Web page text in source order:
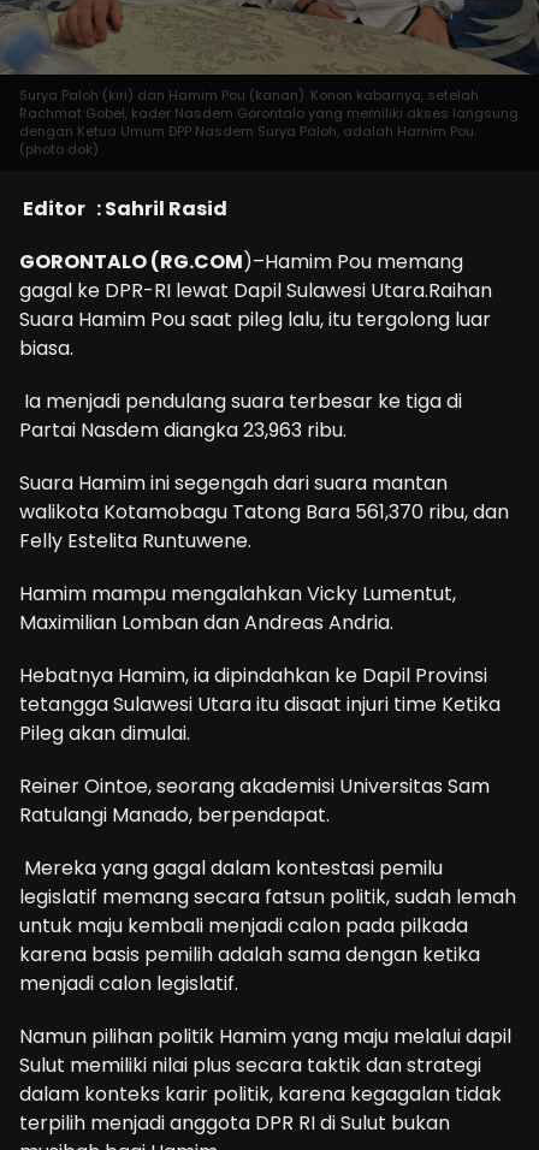
Surya Paloh (kiri) dan Hamim Pou (kanan). Konon kabarnya, setelah
Rachmat Gobel, kader Nasdem Gorontalo yang memiliki akses langsung
dengan Ketua Umum DPP Nasdem Surya Paloh, adalah Hamim Pou.
(photo dok)
Editor : Sahril Rasid
GORONTALO (RG.COM)–Hamim Pou memang
gagal ke DPR-RI lewat Dapil Sulawesi Utara.Raihan
Suara Hamim Pou saat pileg lalu, itu tergolong luar
biasa.
Ia menjadi pendulang suara terbesar ke tiga di
Partai Nasdem diangka 23,963 ribu.
Suara Hamim ini segengah dari suara mantan
walikota Kotamobagu Tatong Bara 561,370 ribu, dan
Felly Estelita Runtuwene.
Hamim mampu mengalahkan Vicky Lumentut,
Maximilian Lomban dan Andreas Andria.
Hebatnya Hamim, ia dipindahkan ke Dapil Provinsi
tetangga Sulawesi Utara itu disaat injuri time Ketika
Pileg akan dimulai.
Reiner Ointoe, seorang akademisi Universitas Sam
Ratulangi Manado, berpendapat.
Mereka yang gagal dalam kontestasi pemilu
legislatif memang secara fatsun politik, sudah lemah
untuk maju kembali menjadi calon pada pilkada
karena basis pemilih adalah sama dengan ketika
menjadi calon legislatif.
Namun pilihan politik Hamim yang maju melalui dapil
Sulut memiliki nilai plus secara taktik dan strategi
dalam konteks karir politik, karena kegagalan tidak
terpilih menjadi anggota DPR RI di Sulut bukan